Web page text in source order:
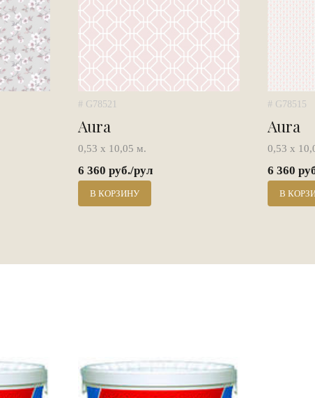
# G78521
Aura
0,53 х 10,05 м.
6 360 руб./рул
В КОРЗИНУ
# G78515
Aura
0,53 х
6 360
В